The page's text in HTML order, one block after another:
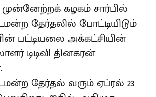
கழகம் சார்பில்
தேர்தலில் போட்டியிடும்
பட்டியலை அக்கட்சியின்
டிடிவி தினகரன்
தேர்தல் வரும் ஏப்ரல் 23